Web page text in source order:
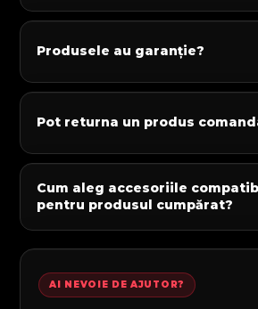
Produsele au garanție?
Pot returna un produs
Cum aleg accesoriile
pentru produsul cumpărat?
AI NEVOIE DE AJUTOR?